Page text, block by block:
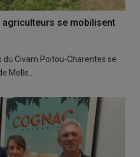
se mobilisent
du Civam Poitou-Charentes se
Melle…